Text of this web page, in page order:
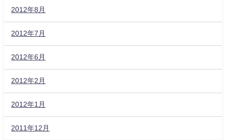
2012年8月
2012年7月
2012年6月
2012年2月
2012年1月
2011年12月